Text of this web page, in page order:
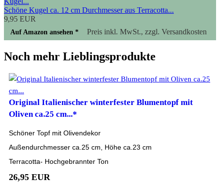
Schöne Kugel ca. 12 cm Durchmesser aus Terracotta...
9,95 EUR
Auf Amazon ansehen * Preis inkl. MwSt., zzgl. Versandkosten
Noch mehr Lieblingsprodukte
Original Italienischer winterfester Blumentopf mit
Oliven ca.25 cm...*
Schöner Topf mit Olivendekor
Außendurchmesser ca.25 cm, Höhe ca.23 cm
Terracotta- Hochgebrannter Ton
26,95 EUR